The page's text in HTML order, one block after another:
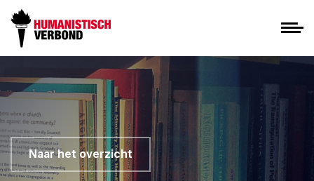
Naar het overzicht